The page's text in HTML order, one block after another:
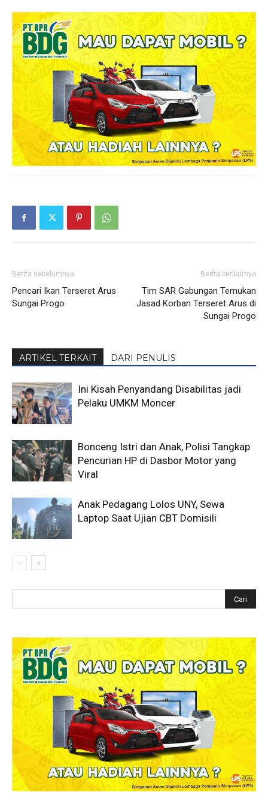
Berita sebelumnya
Pencari Ikan Terseret Arus
Sungai Progo
Berita berikutnya
Tim SAR Gabungan Temukan
Jasad Korban Terseret Arus di
Sungai Progo
ARTIKEL TERKAIT DARI PENULIS
Ini Kisah Penyandang Disabilitas jadi
Pelaku UMKM Moncer
Bonceng Istri dan Anak, Polisi Tangkap
Pencurian HP di Dasbor Motor yang
Viral
Anak Pedagang Lolos UNY, Sewa
Laptop Saat Ujian CBT Domisili